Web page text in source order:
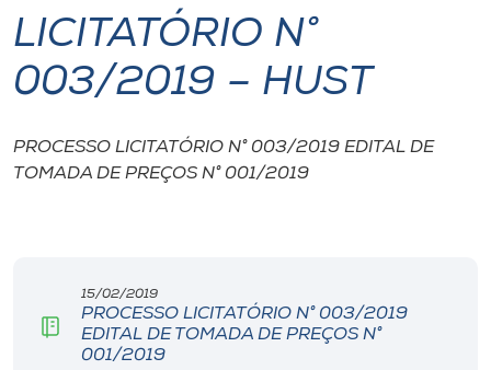
I.nova
Cultura
Biblioteca
LICITATÓRIO N°
003/2019 – HUST
PROCESSO LICITATÓRIO N° 003/2019 EDITAL DE
TOMADA DE PREÇOS N° 001/2019
15/02/2019
PROCESSO LICITATÓRIO N° 003/2019
EDITAL DE TOMADA DE PREÇOS N°
001/2019